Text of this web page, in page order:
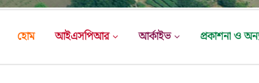
হোম আইএসপিআর আর্কাইভ প্রকাশনা ও